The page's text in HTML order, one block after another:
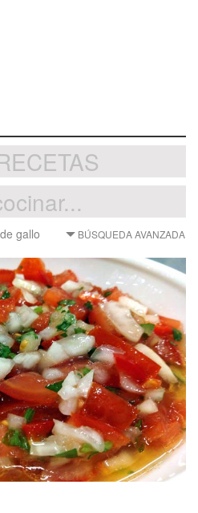
gallo BÚSQUEDA AVANZADA